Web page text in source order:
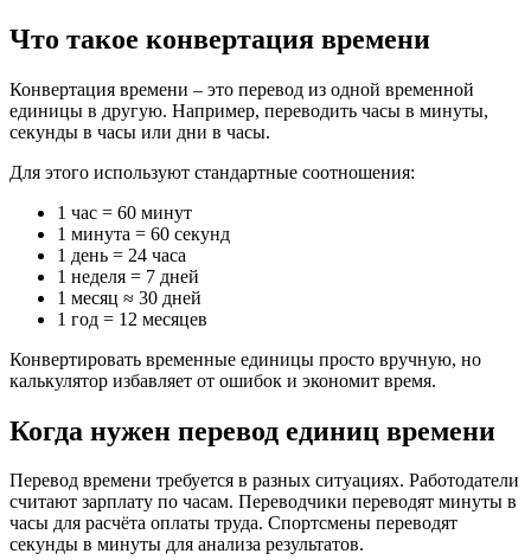
Что такое конвертация времени
Конвертация времени – это перевод из одной временной
единицы в другую. Например, переводить часы в минуты,
секунды в часы или дни в часы.
Для этого используют стандартные соотношения:
1 час = 60 минут
1 минута = 60 секунд
1 день = 24 часа
1 неделя = 7 дней
1 месяц ≈ 30 дней
1 год = 12 месяцев
Конвертировать временные единицы просто вручную, но
калькулятор избавляет от ошибок и экономит время.
Когда нужен перевод единиц времени
Перевод времени требуется в разных ситуациях. Работодатели
считают зарплату по часам. Переводчики переводят минуты в
часы для расчёта оплаты труда. Спортсмены переводят
секунды в минуты для анализа результатов.